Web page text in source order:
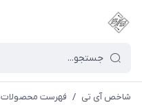
شاخص آی تی / فهرست محصولات